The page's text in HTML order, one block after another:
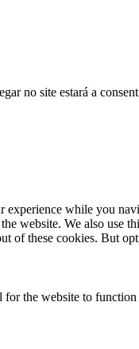
no site estará a
while you
website. We also use
of these cookies. But
for the website to